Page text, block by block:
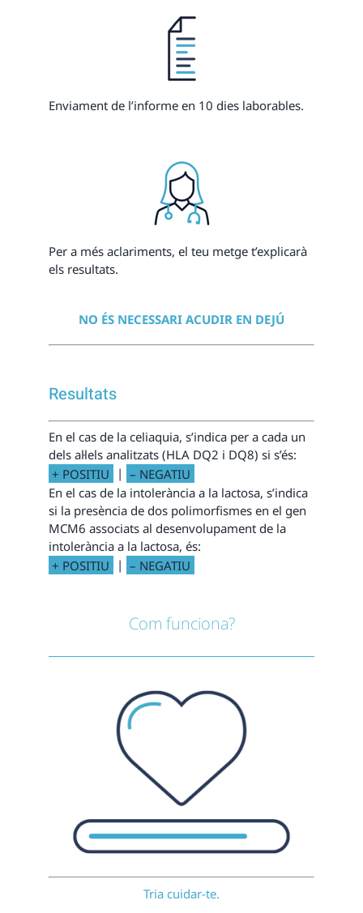
Enviament de l’informe en 10 dies laborables.
Per a més aclariments, el teu metge t’explicarà
els resultats.
NO ÉS NECESSARI ACUDIR EN DEJÚ
Resultats
En el cas de la celiaquia, s’indica per a cada un
dels al·lels analitzats (HLA DQ2 i DQ8) si s’és:
+ POSITIU
| – NEGATIU
En el cas de la intolerància a la lactosa, s’indica
si la presència de dos polimorfismes en el gen
MCM6 associats al desenvolupament de la
intolerància a la lactosa, és:
+ POSITIU
| – NEGATIU
Com funciona?
Tria cuidar-te.